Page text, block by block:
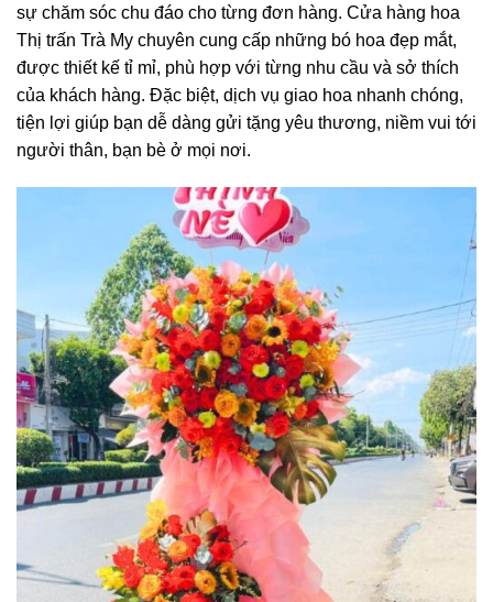
sự chăm sóc chu đáo cho từng đơn hàng. Cửa hàng hoa
Thị trấn Trà My chuyên cung cấp những bó hoa đẹp mắt,
được thiết kế tỉ mỉ, phù hợp với từng nhu cầu và sở thích
của khách hàng. Đặc biệt, dịch vụ giao hoa nhanh chóng,
tiện lợi giúp bạn dễ dàng gửi tặng yêu thương, niềm vui tới
người thân, bạn bè ở mọi nơi.